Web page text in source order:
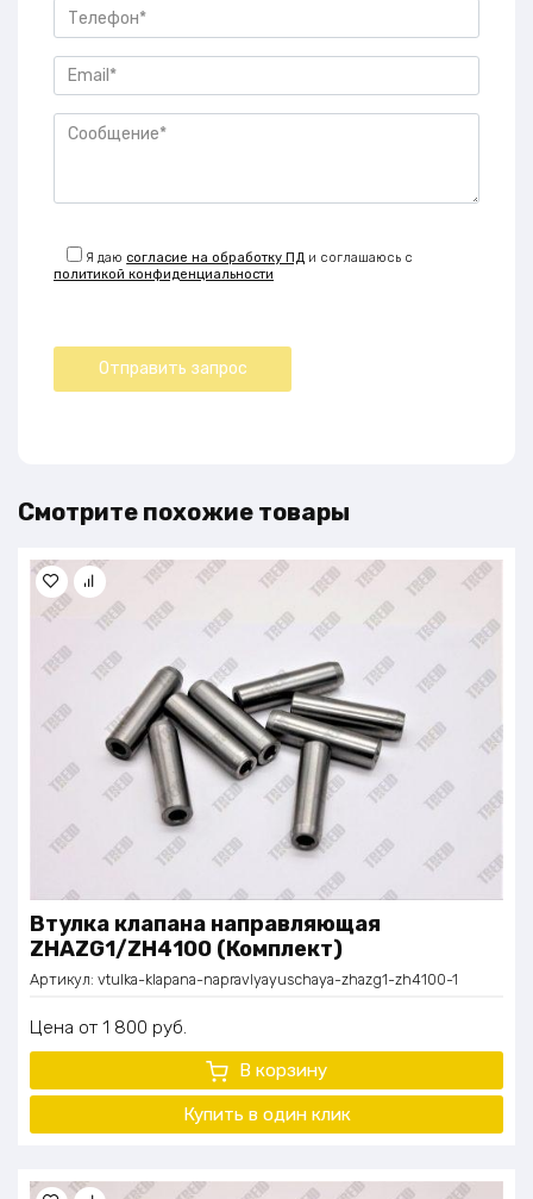
Я даюсогласие на обработку ПД и соглашаюсь с
политикой конфиденциальности
Смотрите похожие товары
Втулка клапана направляющая
ZHAZG1/ZH4100 (Комплект)
Артикул: vtulka-klapana-napravlyayuschaya-zhazg1-zh4100-1
Цена 1 800 руб.
В корзину
Купить в один клик